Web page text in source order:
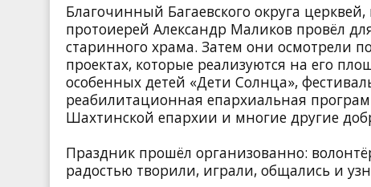
Благочинный Багаевского округа
протоиерей Александр Маликов провёл
старинного храма. Затем они осмотрели
проектах, которые реализуются на его
особенных детей «Дети Солнца»,
реабилитационная епархиальная
Шахтинской епархии и многие другие
Праздник прошёл организованно:
радостью творили, играли, общались и